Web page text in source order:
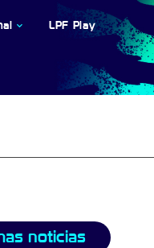
LPF Play
noticias